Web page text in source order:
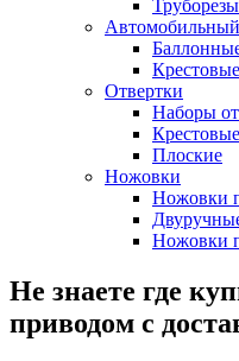
Крестовые
Отвертки
Наборы
Крестовые
Плоские
Ножовки
Ножовки
Ножовки
Не знаете где
приводом с